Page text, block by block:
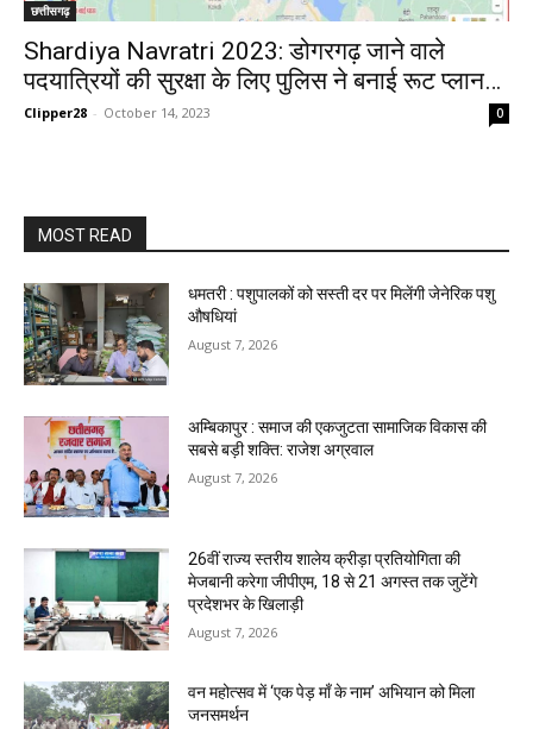
छत्तीसगढ़
Shardiya Navratri 2023: डोगरगढ़ जाने वाले
पदयात्रियों की सुरक्षा के लिए पुलिस ने बनाई रूट प्लान…
Clipper28 - October 14, 2023 0
MOST READ
धमतरी : पशुपालकों को सस्ती दर पर मिलेंगी जेनेरिक पशु
औषधियां
August 7, 2026
अम्बिकापुर : समाज की एकजुटता सामाजिक विकास की
सबसे बड़ी शक्ति: राजेश अग्रवाल
August 7, 2026
26वीं राज्य स्तरीय शालेय क्रीड़ा प्रतियोगिता की
मेजबानी करेगा जीपीएम, 18 से 21 अगस्त तक जुटेंगे
प्रदेशभर के खिलाड़ी
August 7, 2026
वन महोत्सव में ‘एक पेड़ माँ के नाम’ अभियान को मिला
जनसमर्थन